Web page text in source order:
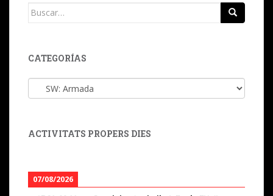
Buscar:
CATEGORÍAS
Categorías
ACTIVITATS PROPERS DIES
07/08/2026